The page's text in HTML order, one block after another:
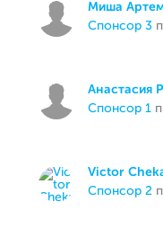
Миша
спонсор 3
Анастасия
спонсор 1
Victor
спонсор 2